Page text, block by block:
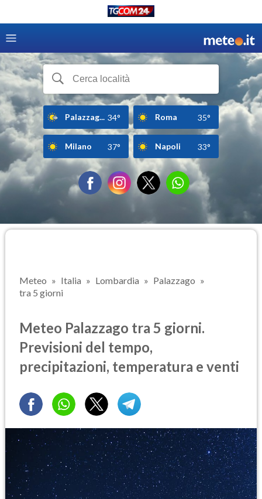
Palazzag... 34° Roma 35°
Milano 37° Napoli 33°
Meteo Italia Lombardia
Palazzago
tra 5 giorni
Meteo Palazzago tra 5 giorni.
Previsioni del tempo,
precipitazioni, temperatura e venti